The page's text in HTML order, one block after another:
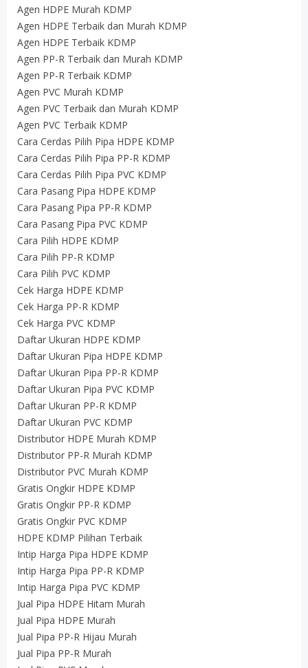
Agen HDPE Murah KDMP
Agen HDPE Terbaik dan Murah KDMP
Agen HDPE Terbaik KDMP
Agen PP-R Terbaik dan Murah KDMP
Agen PP-R Terbaik KDMP
Agen PVC Murah KDMP
Agen PVC Terbaik dan Murah KDMP
Agen PVC Terbaik KDMP
Cara Cerdas Pilih Pipa HDPE KDMP
Cara Cerdas Pilih Pipa PP-R KDMP
Cara Cerdas Pilih Pipa PVC KDMP
Cara Pasang Pipa HDPE KDMP
Cara Pasang Pipa PP-R KDMP
Cara Pasang Pipa PVC KDMP
Cara Pilih HDPE KDMP
Cara Pilih PP-R KDMP
Cara Pilih PVC KDMP
Cek Harga HDPE KDMP
Cek Harga PP-R KDMP
Cek Harga PVC KDMP
Daftar Ukuran HDPE KDMP
Daftar Ukuran Pipa HDPE KDMP
Daftar Ukuran Pipa PP-R KDMP
Daftar Ukuran Pipa PVC KDMP
Daftar Ukuran PP-R KDMP
Daftar Ukuran PVC KDMP
Distributor HDPE Murah KDMP
Distributor PP-R Murah KDMP
Distributor PVC Murah KDMP
Gratis Ongkir HDPE KDMP
Gratis Ongkir PP-R KDMP
Gratis Ongkir PVC KDMP
HDPE KDMP Pilihan Terbaik
Intip Harga Pipa HDPE KDMP
Intip Harga Pipa PP-R KDMP
Intip Harga Pipa PVC KDMP
Jual Pipa HDPE Hitam Murah
Jual Pipa HDPE Murah
Jual Pipa PP-R Hijau Murah
Jual Pipa PP-R Murah